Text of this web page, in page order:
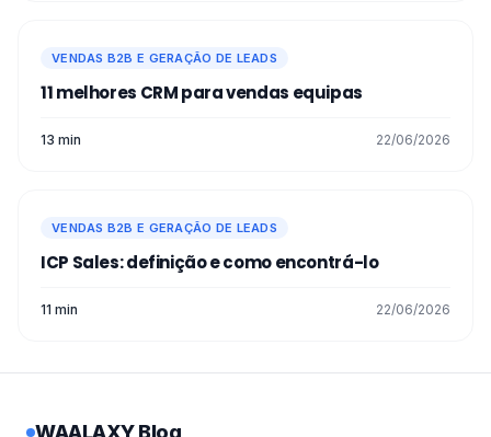
VENDAS B2B E GERAÇÃO DE LEADS
11 melhores CRM para vendas equipas
13 min 22/06/2026
VENDAS B2B E GERAÇÃO DE LEADS
ICP Sales: definição e como encontrá-lo
11 min 22/06/2026
WAALAXY Blog